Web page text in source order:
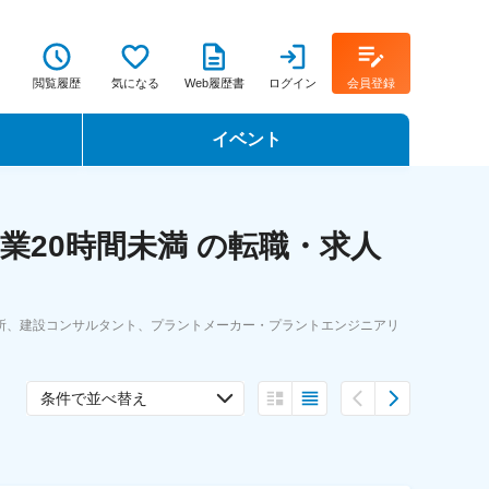
閲覧履歴 気になる Web履歴書 ログイン 会員登録
イベント
転職フェア
20時間未満 の転職・求人
建設コンサルタント、プラントメーカー・プラントエンジニアリ
条件で並べ替え